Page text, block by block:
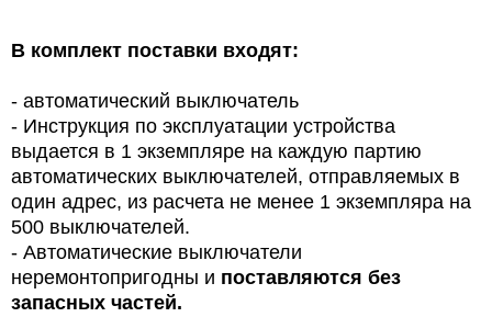
В комплект поставки входят:
- автоматический выключатель
- Инструкция по эксплуатации устройства
выдается в 1 экземпляре на каждую партию
автоматических выключателей, отправляемых в
один адрес, из расчета не менее 1 экземпляра на
500 выключателей.
- Автоматические выключатели
неремонтопригодны и поставляются без
запасных частей.